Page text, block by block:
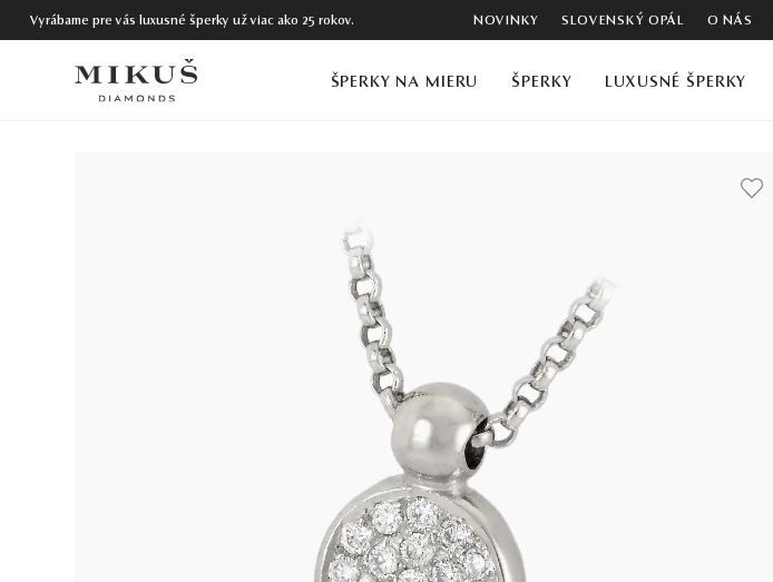
Vyrábame pre vás luxusné šperky už viac ako 25 rokov. NOVINKY SLOVENSKÝ OPÁL O NÁS
ŠPERKY NA MIERU ŠPERKY LUXUSNÉ ŠPERKY